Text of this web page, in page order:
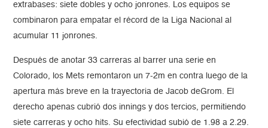
extrabases: siete dobles y ocho jonrones. Los equipos se
combinaron para empatar el récord de la Liga Nacional al
acumular 11 jonrones.
Después de anotar 33 carreras al barrer una serie en
Colorado, los Mets remontaron un 7-2m en contra luego de la
apertura más breve en la trayectoria de Jacob deGrom. El
derecho apenas cubrió dos innings y dos tercios, permitiendo
siete carreras y ocho hits. Su efectividad subió de 1.98 a 2.29.